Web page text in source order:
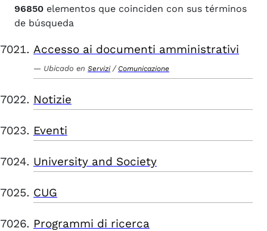
96850 elementos que coinciden con sus términos
de búsqueda
Accesso ai documenti amministrativi
Ubicado en Servizi / Comunicazione
Notizie
Eventi
University and Society
CUG
Programmi di ricerca